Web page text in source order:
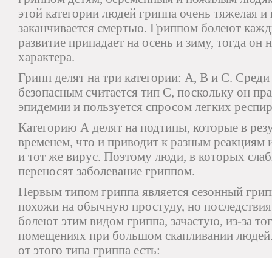
этой категории людей гриппа очень тяжелая
заканчивается смертью. Гриппом болеют
развитие припадает на осень и зиму, тогда он
характера.
Грипп делят на три категории: А, В и С. Среди
безопасным считается тип С, поскольку он
эпидемии и пользуется спросом легких
Категорию А делят на подтипы, которые в
временем, что и приводит к разным реакциям
и тот же вирус. Поэтому люди, в которых
переносят заболевание гриппом.
Первым типом гриппа является сезонный
похожи на обычную простуду, но
болеют этим видом гриппа, зачастую, из-за
помещениях при большом скапливании
от этого типа гриппа есть: